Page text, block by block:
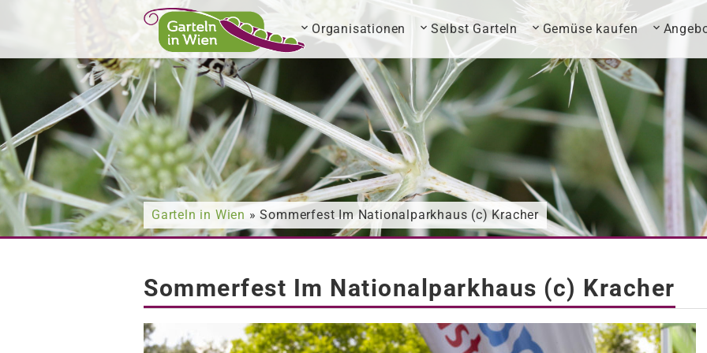
Nach was suchen Sie? Organisationen Selbst Garteln Gemüse kaufen
Garteln in Wien » Sommerfest Im Nationalparkhaus (c) Kracher
Sommerfest Im Nationalparkhaus (c) Kracher